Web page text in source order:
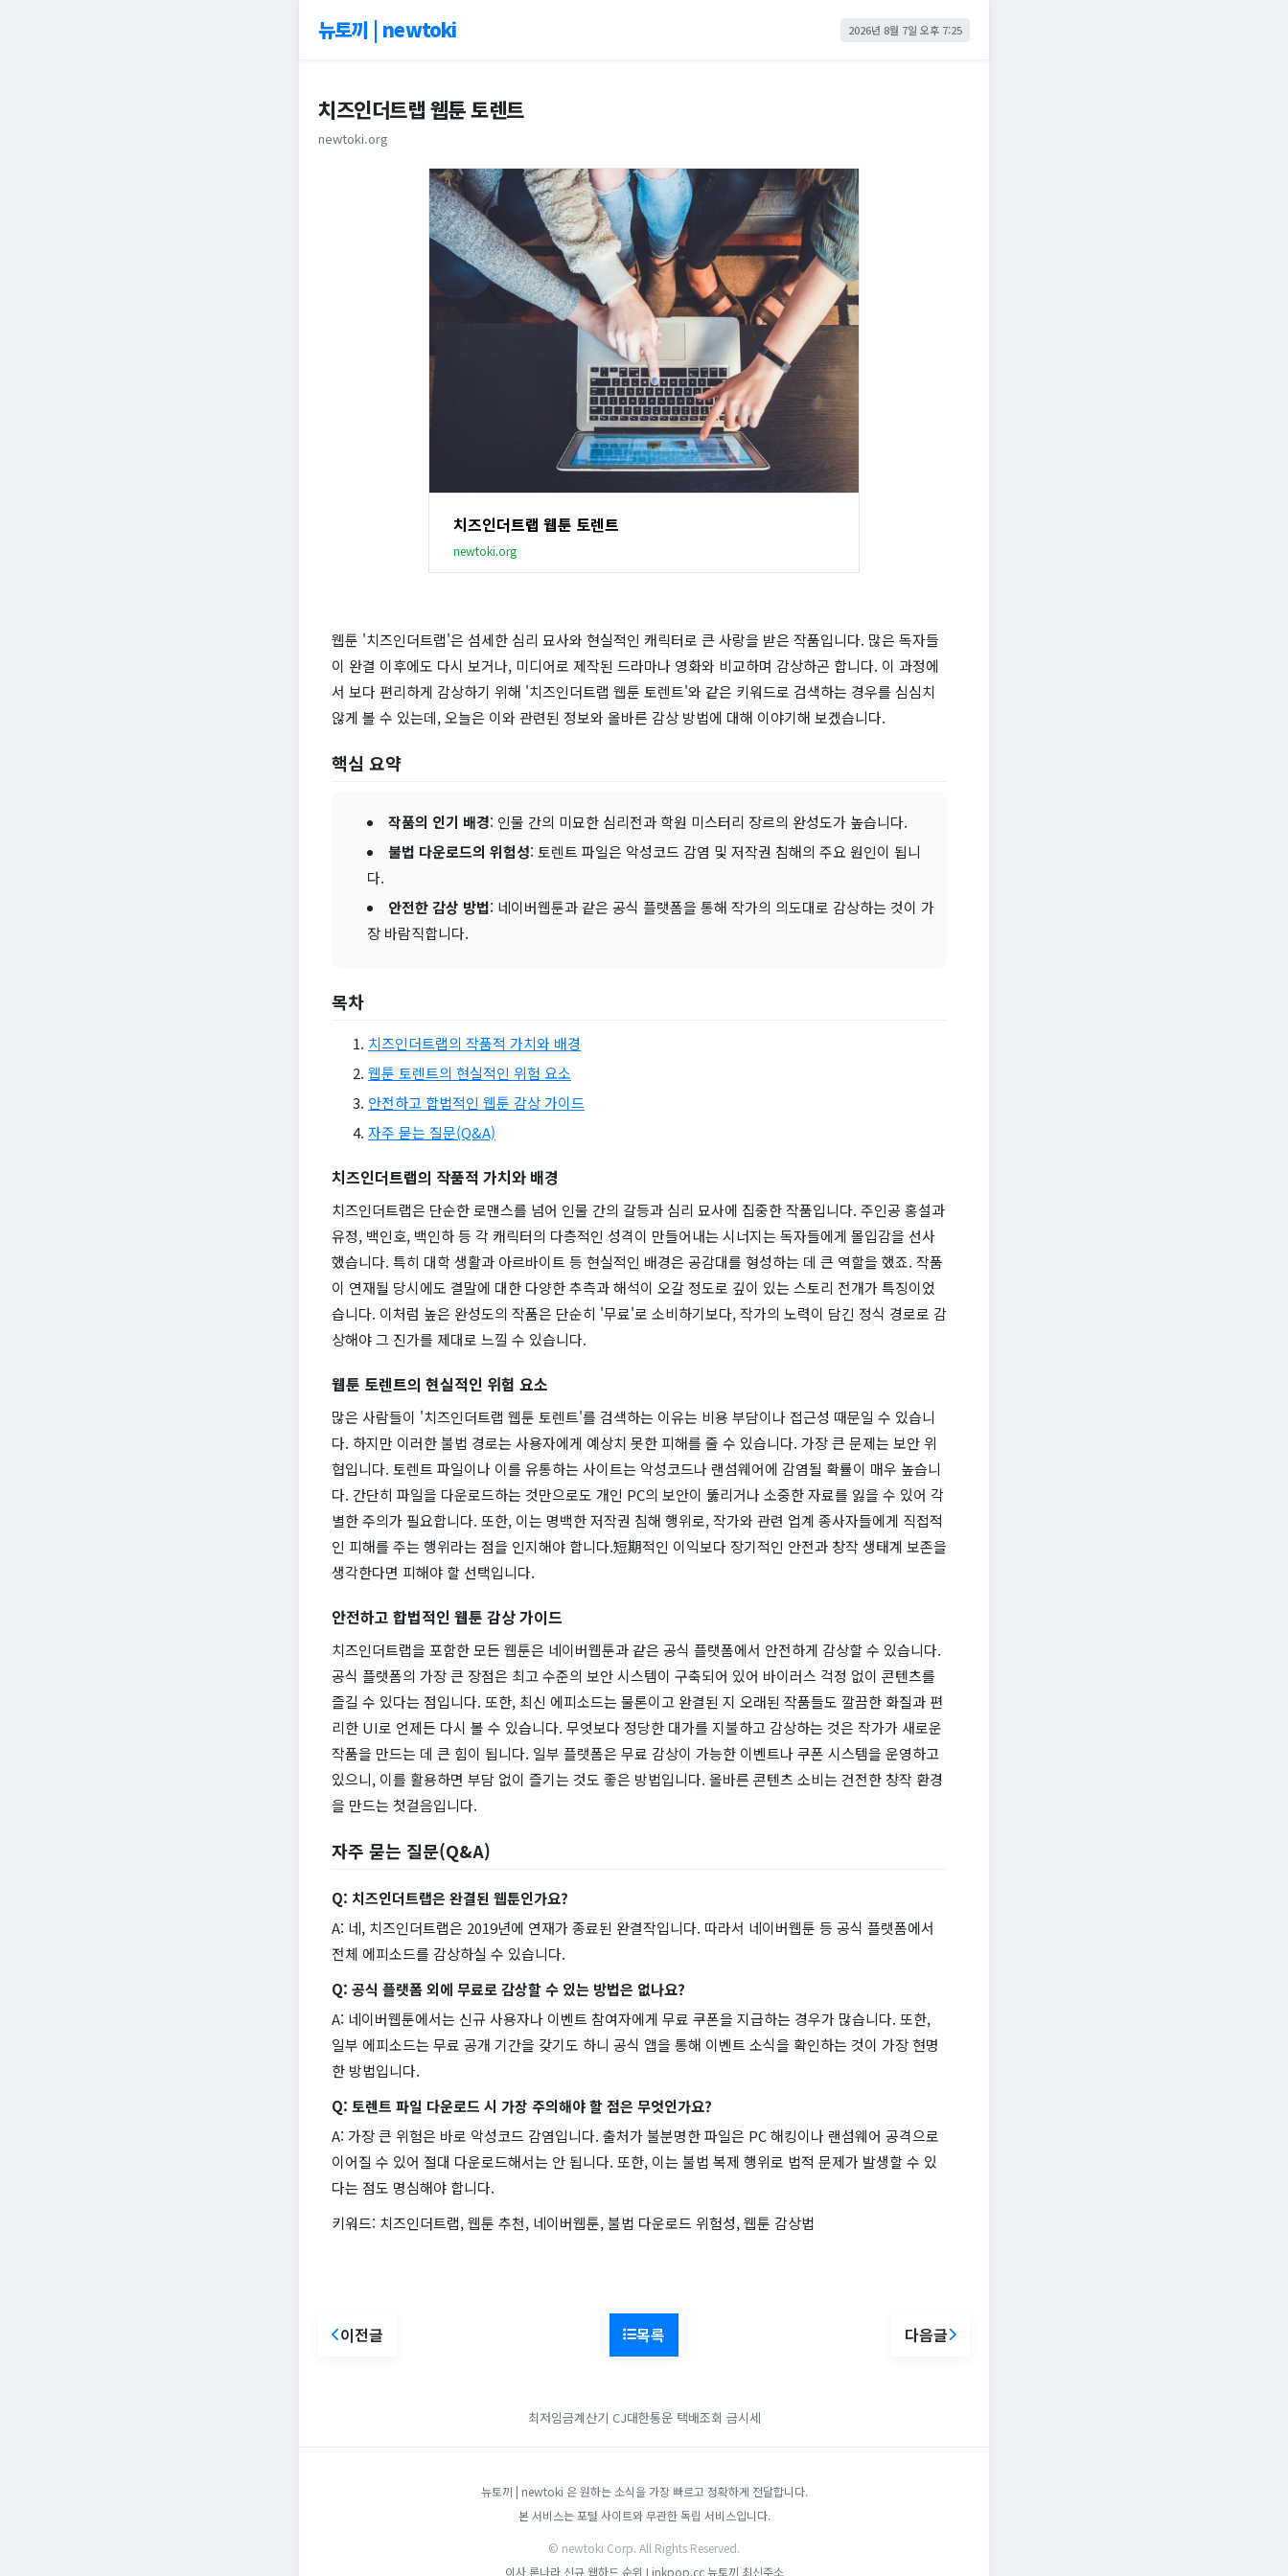
뉴토끼 | newtoki 2026년 8월 7일 오후 7:25
치즈인더트랩 웹툰 토렌트
newtoki.org
치즈인더트랩 웹툰 토렌트
newtoki.org
웹툰 '치즈인더트랩'은 섬세한 심리 묘사와 현실적인 캐릭터로 큰 사랑을 받은 작품입니다. 많은 독자들
이 완결 이후에도 다시 보거나, 미디어로 제작된 드라마나 영화와 비교하며 감상하곤 합니다. 이 과정에
서 보다 편리하게 감상하기 위해 '치즈인더트랩 웹툰 토렌트'와 같은 키워드로 검색하는 경우를 심심치
않게 볼 수 있는데, 오늘은 이와 관련된 정보와 올바른 감상 방법에 대해 이야기해 보겠습니다.
핵심 요약
작품의 인기 배경: 인물 간의 미묘한 심리전과 학원 미스터리 장르의 완성도가 높습니다.
불법 다운로드의 위험성: 토렌트 파일은 악성코드 감염 및 저작권 침해의 주요 원인이 됩니
다.
안전한 감상 방법: 네이버웹툰과 같은 공식 플랫폼을 통해 작가의 의도대로 감상하는 것이 가
장 바람직합니다.
목차
치즈인더트랩의 작품적 가치와 배경
웹툰 토렌트의 현실적인 위험 요소
안전하고 합법적인 웹툰 감상 가이드
자주 묻는 질문(Q&A)
치즈인더트랩의 작품적 가치와 배경
치즈인더트랩은 단순한 로맨스를 넘어 인물 간의 갈등과 심리 묘사에 집중한 작품입니다. 주인공 홍설과
유정, 백인호, 백인하 등 각 캐릭터의 다층적인 성격이 만들어내는 시너지는 독자들에게 몰입감을 선사
했습니다. 특히 대학 생활과 아르바이트 등 현실적인 배경은 공감대를 형성하는 데 큰 역할을 했죠. 작품
이 연재될 당시에도 결말에 대한 다양한 추측과 해석이 오갈 정도로 깊이 있는 스토리 전개가 특징이었
습니다. 이처럼 높은 완성도의 작품은 단순히 '무료'로 소비하기보다, 작가의 노력이 담긴 정식 경로로 감
상해야 그 진가를 제대로 느낄 수 있습니다.
웹툰 토렌트의 현실적인 위험 요소
많은 사람들이 '치즈인더트랩 웹툰 토렌트'를 검색하는 이유는 비용 부담이나 접근성 때문일 수 있습니
다. 하지만 이러한 불법 경로는 사용자에게 예상치 못한 피해를 줄 수 있습니다. 가장 큰 문제는 보안 위
협입니다. 토렌트 파일이나 이를 유통하는 사이트는 악성코드나 랜섬웨어에 감염될 확률이 매우 높습니
다. 간단히 파일을 다운로드하는 것만으로도 개인 PC의 보안이 뚫리거나 소중한 자료를 잃을 수 있어 각
별한 주의가 필요합니다. 또한, 이는 명백한 저작권 침해 행위로, 작가와 관련 업계 종사자들에게 직접적
인 피해를 주는 행위라는 점을 인지해야 합니다.短期적인 이익보다 장기적인 안전과 창작 생태계 보존을
생각한다면 피해야 할 선택입니다.
안전하고 합법적인 웹툰 감상 가이드
치즈인더트랩을 포함한 모든 웹툰은 네이버웹툰과 같은 공식 플랫폼에서 안전하게 감상할 수 있습니다.
공식 플랫폼의 가장 큰 장점은 최고 수준의 보안 시스템이 구축되어 있어 바이러스 걱정 없이 콘텐츠를
즐길 수 있다는 점입니다. 또한, 최신 에피소드는 물론이고 완결된 지 오래된 작품들도 깔끔한 화질과 편
리한 UI로 언제든 다시 볼 수 있습니다. 무엇보다 정당한 대가를 지불하고 감상하는 것은 작가가 새로운
작품을 만드는 데 큰 힘이 됩니다. 일부 플랫폼은 무료 감상이 가능한 이벤트나 쿠폰 시스템을 운영하고
있으니, 이를 활용하면 부담 없이 즐기는 것도 좋은 방법입니다. 올바른 콘텐츠 소비는 건전한 창작 환경
을 만드는 첫걸음입니다.
자주 묻는 질문(Q&A)
Q: 치즈인더트랩은 완결된 웹툰인가요?
A: 네, 치즈인더트랩은 2019년에 연재가 종료된 완결작입니다. 따라서 네이버웹툰 등 공식 플랫폼에서
전체 에피소드를 감상하실 수 있습니다.
Q: 공식 플랫폼 외에 무료로 감상할 수 있는 방법은 없나요?
A: 네이버웹툰에서는 신규 사용자나 이벤트 참여자에게 무료 쿠폰을 지급하는 경우가 많습니다. 또한,
일부 에피소드는 무료 공개 기간을 갖기도 하니 공식 앱을 통해 이벤트 소식을 확인하는 것이 가장 현명
한 방법입니다.
Q: 토렌트 파일 다운로드 시 가장 주의해야 할 점은 무엇인가요?
A: 가장 큰 위험은 바로 악성코드 감염입니다. 출처가 불분명한 파일은 PC 해킹이나 랜섬웨어 공격으로
이어질 수 있어 절대 다운로드해서는 안 됩니다. 또한, 이는 불법 복제 행위로 법적 문제가 발생할 수 있
다는 점도 명심해야 합니다.
키워드: 치즈인더트랩, 웹툰 추천, 네이버웹툰, 불법 다운로드 위험성, 웹툰 감상법
이전글 목록 다음글
최저임금계산기 CJ대한통운 택배조회 금시세
뉴토끼 | newtoki 은 원하는 소식을 가장 빠르고 정확하게 전달합니다.
본 서비스는 포털 사이트와 무관한 독립 서비스입니다.
© newtoki Corp. All Rights Reserved.
이사 론나라 신규 웹하드 순위 Linkpop.cc 뉴토끼 최신주소